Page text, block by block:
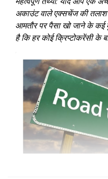
अकाउंट वाले एक्सचेंज की
आमतौर पर पैसा खो जाने के
है कि हर कोई क्रिप्टोकरेंसी के